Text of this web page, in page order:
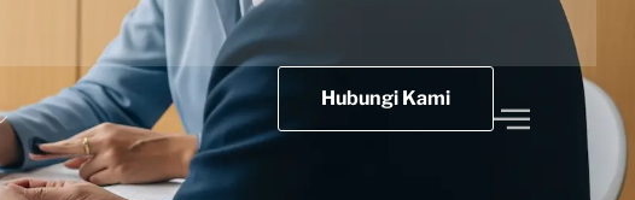
Hubungi Kami